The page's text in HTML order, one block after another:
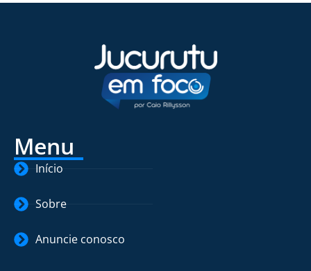
Menu
Início
Sobre
Anuncie conosco